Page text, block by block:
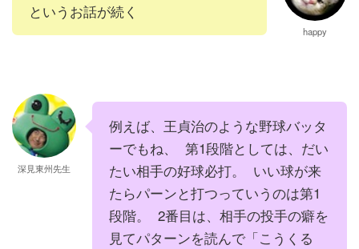
というお話が続く
happy
深見東州先生
例えば、王貞治のような野球バッタ
ーでもね、 第1段階としては、だい
たい相手の好球必打。 いい球が来
たらパーンと打つっていうのは第1
段階。 2番目は、相手の投手の癖を
見てパターンを読んで「こうくる